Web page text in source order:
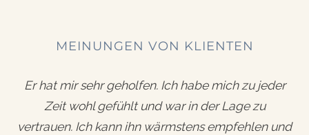
MEINUNGEN VON KLIENTEN
Er hat mir sehr geholfen. Ich habe mich zu jeder
Zeit wohl gefühlt und war in der Lage zu
vertrauen. Ich kann ihn wärmstens empfehlen und
Ein toller Ort, um an sich und seiner
Zukunft zu arbeiten. Vielen Dank für die
Begleitung, Andreas!
Super Coaching, eine entspannte
Atmosphäre und ein toller Mensch warten hier auf
euch. 😉 Liebe Grüße!